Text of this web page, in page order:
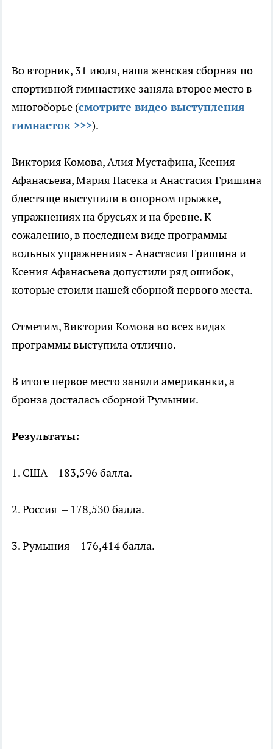
Во вторник, 31 июля, наша женская сборная по
спортивной гимнастике заняла второе место в
многоборье (смотрите видео выступления
гимнасток >>>).
Виктория Комова, Алия Мустафина, Ксения
Афанасьева, Мария Пасека и Анастасия Гришина
блестяще выступили в опорном прыжке,
упражнениях на брусьях и на бревне. К
сожалению, в последнем виде программы -
вольных упражнениях - Анастасия Гришина и
Ксения Афанасьева допустили ряд ошибок,
которые стоили нашей сборной первого места.
Отметим, Виктория Комова во всех видах
программы выступила отлично.
В итоге первое место заняли американки, а
бронза досталась сборной Румынии.
Результаты:
1. США – 183,596 балла.
2. Россия – 178,530 балла.
3. Румыния – 176,414 балла.